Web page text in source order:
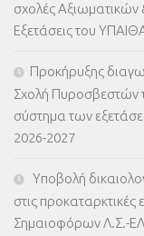
σχολές
Εξετάσεις του
Προκήρυξης
Σχολή Πυροσβεστών
σύστημα των
2026-2027
Υποβολή
στις
Σημαιοφόρων Λ.Σ.-